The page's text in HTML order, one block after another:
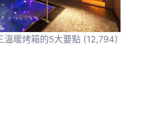
溫暖烤箱的5大要點 (12,794)